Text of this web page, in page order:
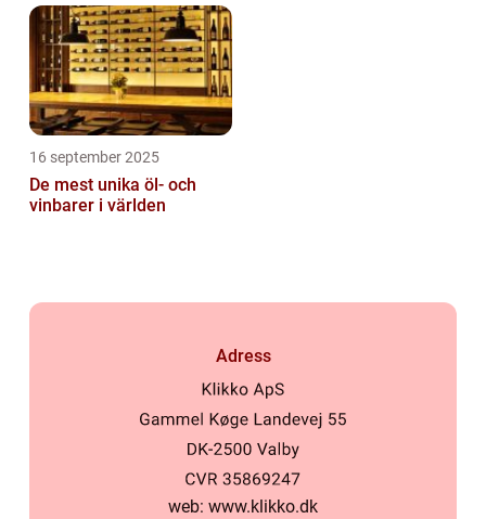
16 september 2025
De mest unika öl- och
vinbarer i världen
Adress
web: www.klikko.dk